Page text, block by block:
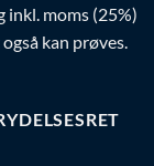
inkl. moms (25%)
kan prøves.